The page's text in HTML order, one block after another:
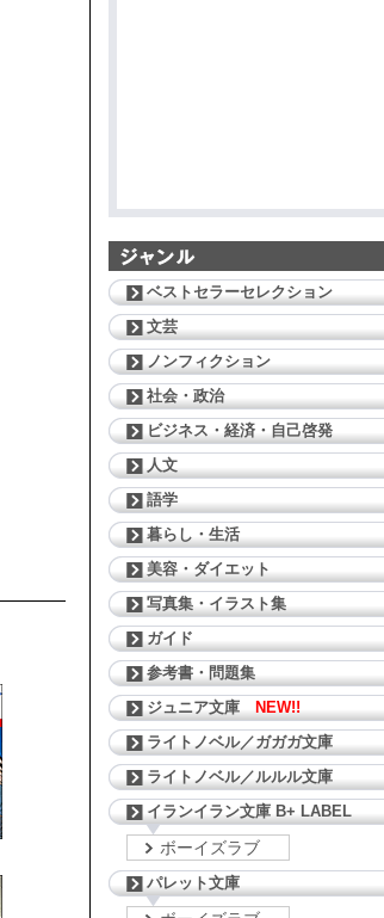
ベストセラーセレクション
文芸
ノンフィクション
社会・政治
ビジネス・経済・自己啓発
人文
語学
暮らし・生活
美容・ダイエット
写真集・イラスト集
ガイド
参考書・問題集
ジュニア文庫
NEW!!
ライトノベル／ガガガ文庫
ライトノベル／ルルル文庫
イランイラン文庫 B+ LABEL
ボーイズラブ
パレット文庫